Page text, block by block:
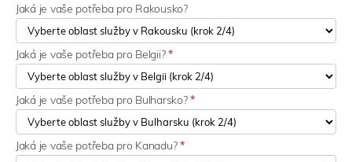
Jaká je vaše potřeba pro Rakousko?
Jaká je vaše potřeba pro Belgii?*
Jaká je vaše potřeba pro Bulharsko?*
Jaká je vaše potřeba pro Kanadu?*